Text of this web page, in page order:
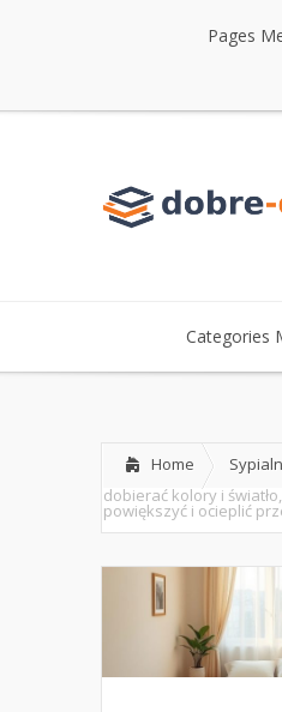
Pages
Categories
Home
dobierać kolory i
powiększyć i ocieplić